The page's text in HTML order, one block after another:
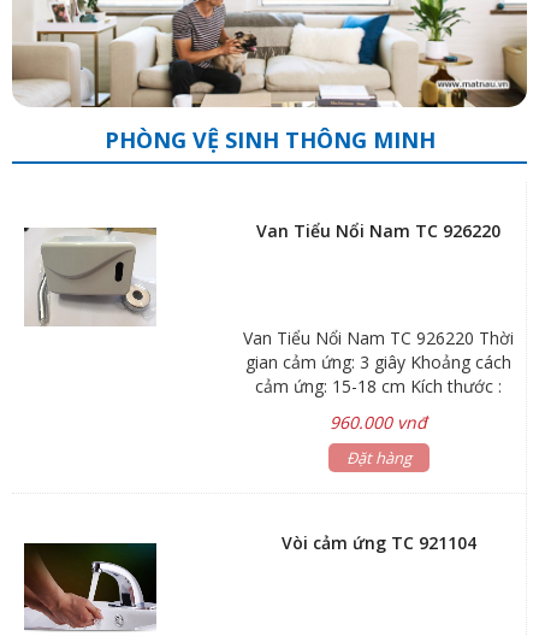
PHÒNG VỆ SINH THÔNG MINH
Van Tiểu Nổi Nam TC 926220
Van Tiểu Nổi Nam TC 926220 Thời
gian cảm ứng: 3 giây Khoảng cách
cảm ứng: 15-18 cm Kích thước :
ống nối: 27cm Điện áp: DC 6V – 4
pin AA/AC220V (6V) Áp lực nước:
giúp tiết kiệm nước. Chế độ tạm
dừng hoạt động trong trường hợp
960.000 vnđ
Đặt hàng
Vòi cảm ứng TC 921104